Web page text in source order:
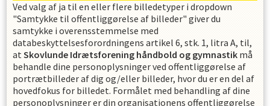
Ved valg af ja til en eller flere billedetyper i dropdown
"Samtykke til offentliggørelse af billeder" giver du
samtykke i overensstemmelse med
databeskyttelsesforordningens artikel 6, stk. 1, litra A, til,
atSkovlunde Idrætsforening håndbold og gymnastik må
behandle dine personoplysninger ved offentliggørelse af
portrætbilleder af dig og/eller billeder, hvor du er en del af
hovedfokus for billedet. Formålet med behandling af dine
personoplysninger er din organisationens offentliggørelse